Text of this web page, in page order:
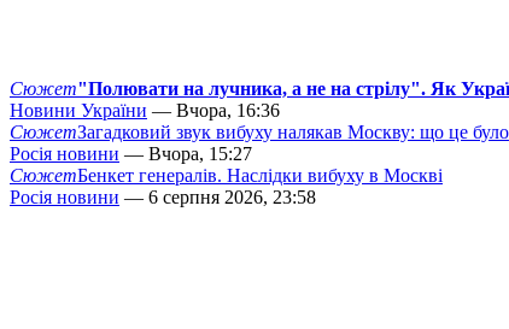
Сюжет"Полювати на лучника, а не на стрілу". Як
Новини України — Вчора, 16:36
СюжетЗагадковий звук вибуху налякав Москву: що це було
Росія новини — Вчора, 15:27
СюжетБенкет генералів. Наслідки вибуху в Москві
Росія новини — 6 серпня 2026, 23:58